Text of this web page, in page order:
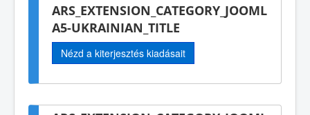
ARS_EXTENSION_CATEGORY_JOOML
A5-UKRAINIAN_TITLE
Nézd a kiterjesztés kiadásait